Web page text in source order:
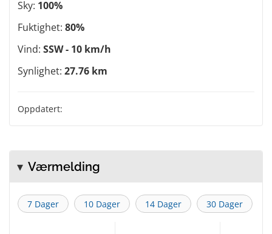
Sky: 100%
Fuktighet: 80%
Vind: SSW - 10 km/h
Synlighet: 27.76 km
Oppdatert:
Værmelding
7 Dager 10 Dager 14 Dager 30 Dager